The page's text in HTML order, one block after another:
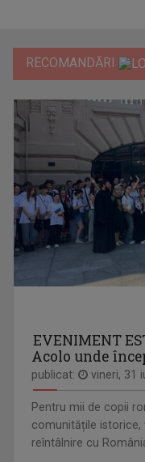
RECOMANDĂRI
EVENIMENT
Acolo unde
publicat: vineri, 31
Pentru mii de copii
comunitățile istorice,
reîntâlnire cu